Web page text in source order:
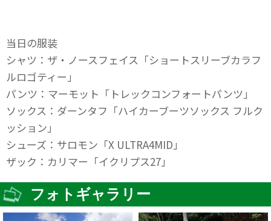
当日の服装
シャツ：ザ・ノースフェイス「ショートスリーブカラフ
ルロゴティー」
パンツ：マーモット「トレックコンフォートパンツ」
ソックス：ダーンタフ「ハイカーブーツソックス フルク
ッション」
シューズ：サロモン「X ULTRA4MID」
ザック：カリマー「イクリプス27」
フォトギャラリー